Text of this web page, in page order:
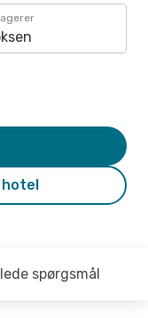
spørgsmål